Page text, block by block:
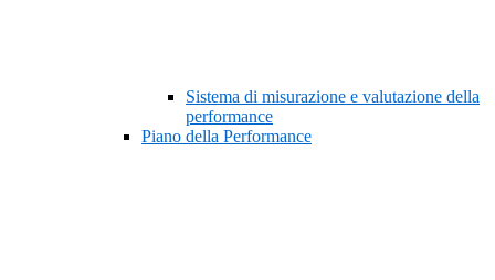
Sistema di misurazione e valutazione della
performance
Piano della Performance